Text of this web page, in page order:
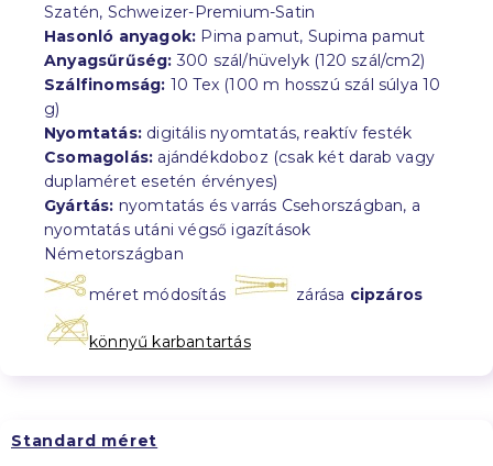
Szatén, Schweizer-Premium-Satin
Hasonló anyagok: Pima pamut, Supima pamut
Anyagsűrűség: 300 szál/hüvelyk (120 szál/cm2)
Szálfinomság: 10 Tex (100 m hosszú szál súlya 10
g)
Nyomtatás: digitális nyomtatás, reaktív festék
Csomagolás: ajándékdoboz (csak két darab vagy
duplaméret esetén érvényes)
Gyártás: nyomtatás és varrás Csehországban, a
nyomtatás utáni végső igazítások
Németországban
méret módosítás zárása cipzáros
könnyű karbantartás
Standard méret